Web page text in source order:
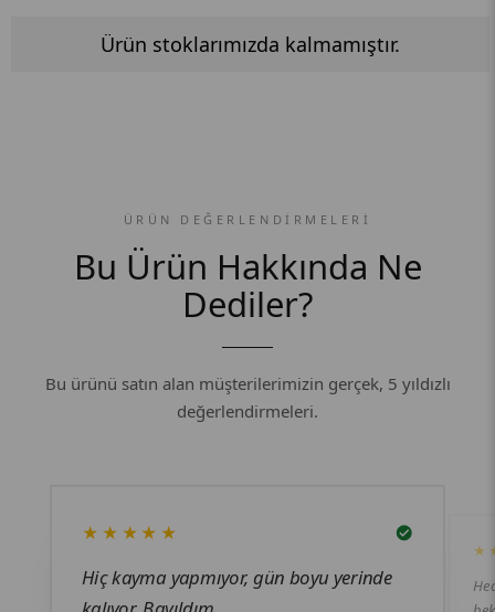
Ürün stoklarımızda kalmamıştır.
ÜRÜN DEĞERLENDIRMELERI
Bu Ürün Hakkında Ne
Dediler?
Bu ürünü satın alan müşterilerimizin gerçek, 5 yıldızlı
değerlendirmeleri.
★★★★★
Hiç kayma yapmıyor, gün boyu yerinde